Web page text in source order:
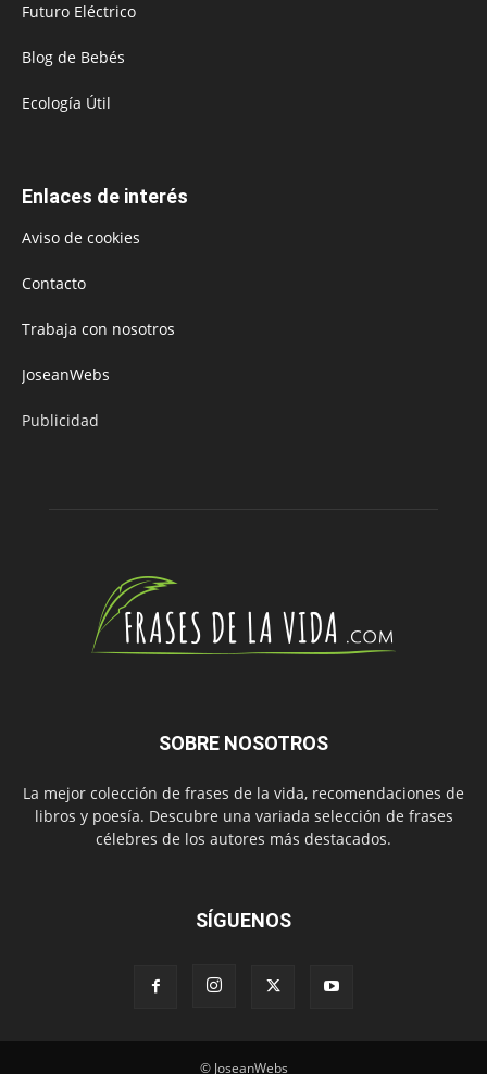
Futuro Eléctrico
Blog de Bebés
Ecología Útil
Enlaces de interés
Aviso de cookies
Contacto
Trabaja con nosotros
JoseanWebs
Publicidad
SOBRE NOSOTROS
La mejor colección de frases de la vida, recomendaciones de
libros y poesía. Descubre una variada selección de frases
célebres de los autores más destacados.
SÍGUENOS
© JoseanWebs